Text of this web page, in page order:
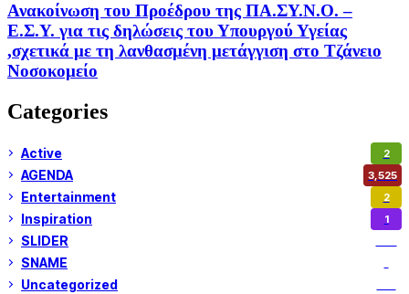
Ανακοίνωση του Προέδρου της ΠΑ.ΣΥ.Ν.Ο. –
Ε.Σ.Υ. για τις δηλώσεις του Υπουργού Υγείας
,σχετικά με τη λανθασμένη μετάγγιση στο Τζάνειο
Νοσοκομείο
Categories
Active 2
AGENDA 3,525
Entertainment 2
Inspiration 1
SLIDER
SNAME
Uncategorized